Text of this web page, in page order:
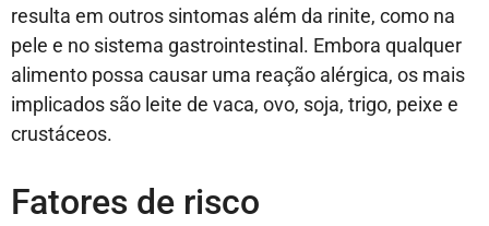
resulta em outros sintomas além da rinite, como na
pele e no sistema gastrointestinal. Embora qualquer
alimento possa causar uma reação alérgica, os mais
implicados são leite de vaca, ovo, soja, trigo, peixe e
crustáceos.
Fatores de risco